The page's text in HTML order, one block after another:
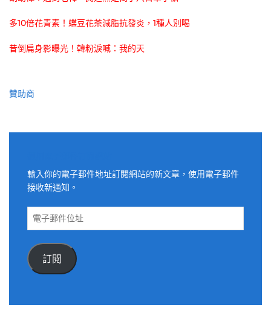
多10倍花青素！蝶豆花茶減脂抗發炎，1種人別喝
昔倒扁身影曝光！韓粉淚喊：我的天
贊助商
輸入你的電子郵件地址訂閱網站的新文章，使用電子郵件
接收新通知。
電
件
位
訂閱